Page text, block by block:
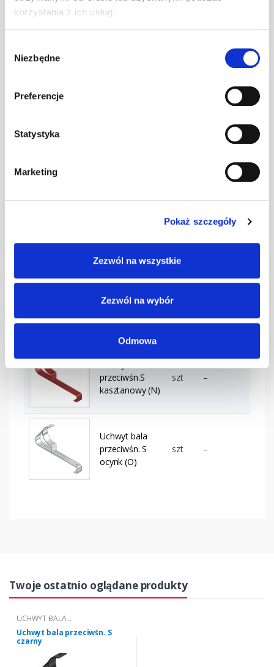
korzystania z ich usług.
zgody
Niezbędne
Preferencje
Statystyka
Marketing
Pokaż szczegóły
Zezwól na wszystkie
Zezwól na wybór
Odmowa
Uchwyt bala
przeciwśn. S
czerwony (N)
przeciwśn. S
grafitowy
szt
przeciwśn.S
kasztanowy (N)
szt –
Uchwyt bala
przeciwśn. S
ocynk (O)
szt –
Twoje ostatnio oglądane produkty
UCHWYT BALA
PRZECIWŚNIEGOWEGO "S"
Uchwyt bala przeciwśn. S
czarny